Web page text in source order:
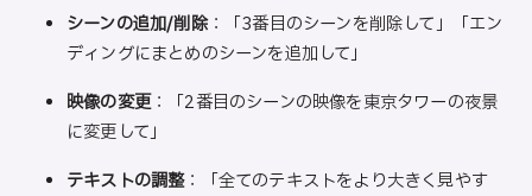
シーンの追加/削除：「3番目のシーンを削除して」「エン
ディングにまとめのシーンを追加して」
映像の変更：「2番目のシーンの映像を東京タワーの夜景
に変更して」
テキストの調整：「全てのテキストをより大きく見やす